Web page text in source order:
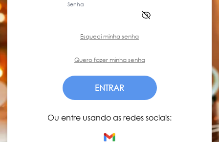
Senha
Esqueci minha senha
Quero fazer minha senha
ENTRAR
Ou entre usando as redes sociais: